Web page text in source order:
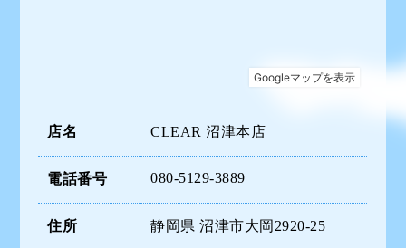
店名 CLEAR 沼津本店
電話番号 080-5129-3889
住所 静岡県 沼津市大岡2920-25